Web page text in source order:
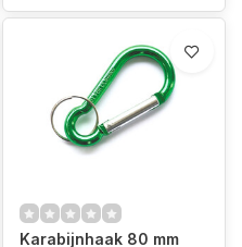
Karabijnhaak 80 mm